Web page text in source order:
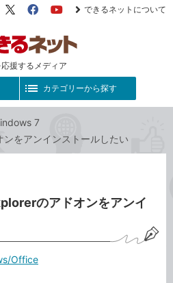
援するメディア
X（旧
FacebookYouTube
できるネットについて
カテゴリーから探す
7
をアンインストールしたい
のアドオンをアンイ
Office